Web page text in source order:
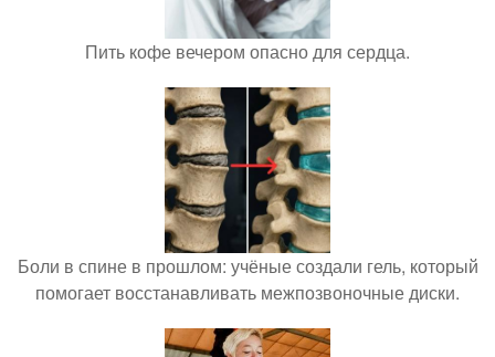
Пить кофе вечером опасно для сердца.
Боли в спине в прошлом: учёные создали гель, который
помогает восстанавливать межпозвоночные диски.